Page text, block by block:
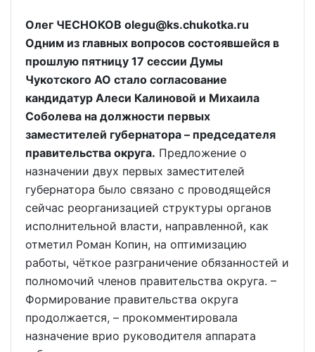
Олег ЧЕСНОКОВ olegu@ks.chukotka.ru
Одним из главных вопросов состоявшейся в
прошлую пятницу 17 сессии Думы
Чукотского АО стало согласование
кандидатур Алеси Калиновой и Михаила
Соболева на должности первых
заместителей губернатора – председателя
правительства округа. Предложение о
назначении двух первых заместителей
губернатора было связано с проводящейся
сейчас реорганизацией структуры органов
исполнительной власти, направленной, как
отметил Роман Копин, на оптимизацию
работы, чёткое разграничение обязанностей и
полномочий членов правительства округа. –
Формирование правительства округа
продолжается, – прокомментировала
назначение врио руководителя аппарата